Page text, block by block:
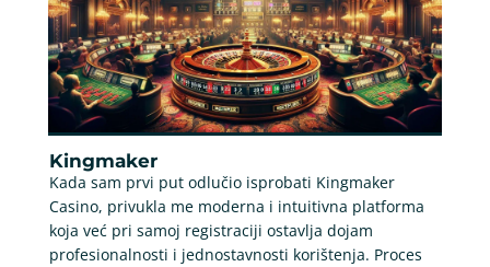
Kingmaker
Kada sam prvi put odlučio isprobati Kingmaker
Casino, privukla me moderna i intuitivna platforma
koja već pri samoj registraciji ostavlja dojam
profesionalnosti i jednostavnosti korištenja. Proces